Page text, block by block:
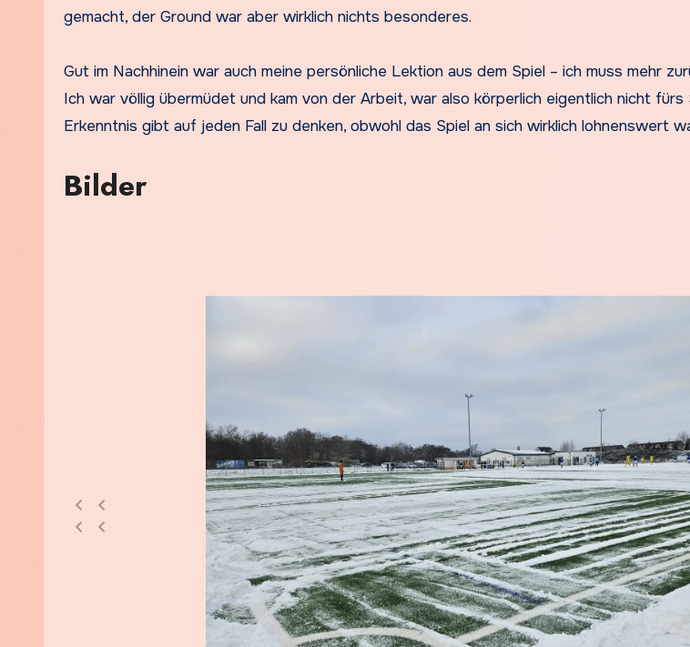
gemacht, der Ground war aber wirklich nichts besonderes.
Gut im Nachhinein war auch meine persönliche Lektion aus dem Spiel – ich muss mehr
Ich war völlig übermüdet und kam von der Arbeit, war also körperlich eigentlich nicht fürs
Erkenntnis gibt auf jeden Fall zu denken, obwohl das Spiel an sich wirklich lohnenswert
Bilder